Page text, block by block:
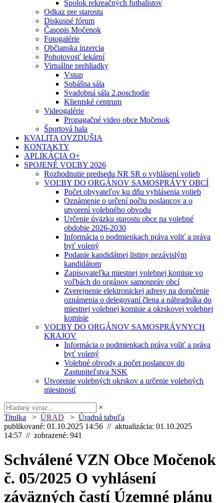
Spolok rekreačných futbalistov
Odkaz pre starostu
Diskusné fórum
Časopis Močenok
Fotogalérie
Občianska inzercia
Pohotovosť lekární
Virtuálne prehliadky
Vstup
Sobášna sála
Svadobná sála 2.poschodie
Klientské centrum
Videogalérie
Propagačné video obce Močenok
Športová hala
KVALITA OVZDUŠIA
KONTAKTY
APLIKÁCIA O+
SPOJENÉ VOĽBY 2026
Rozhodnutie predsedu NR SR o vyhlásení volieb
VOĽBY DO ORGÁNOV SAMOSPRÁVY OBCÍ
Počet obyvateľov ku dňu vyhlásenia volieb
Oznámenie o určení počtu poslancov a o
utvorení volebného obvodu
Určenie úväzku starostu obce na volebné
obdobie 2026-2030
Informácia o podmienkach práva voliť a práva
byť volený
Podanie kandidátnej listiny nezávislým
kandidátom
Zapisovateľka miestnej volebnej komisie vo
voľbách do orgánov samospráv obcí
Zverejnenie elektronickej adresy na doručenie
oznámenia o delegovaní člena a náhradníka do
miestnej volebnej komisie a okrskovej volebnej
komisie
VOĽBY DO ORGÁNOV SAMOSPRÁVNYCH
KRAJOV
Informácia o podmienkach práva voliť a práva
byť volený
Volebné obvody a počet poslancov do
Zastupiteľstva NSK
Utvorenie volebných okrskov a určenie volebných
miestností
×
Titulka > ÚRAD > Úradná tabuľa
publikované: 01.10.2025 14:56 // aktualizácia: 01.10.2025
14:57 // zobrazené: 941
Schválené VZN Obce Močenok
č. 05/2025 O vyhlásení
záväzných častí Územné plánu